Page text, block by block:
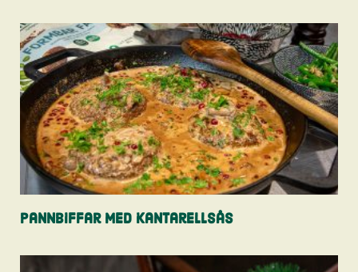
Pannbiffar med kantarellsås